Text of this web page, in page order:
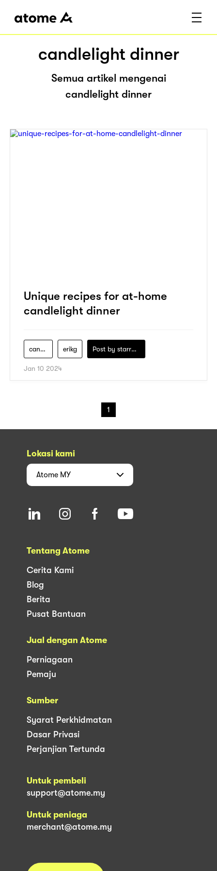
candlelight dinner
Semua artikel mengenai
candlelight dinner
Unique recipes for at-home
candlelight dinner
candlelight-dinner erikg Post by starry1989
Jan 10 2024
1
Lokasi kami
Atome MY
Tentang Atome
Cerita Kami
Blog
Berita
Pusat Bantuan
Jual dengan Atome
Perniagaan
Pemaju
Sumber
Syarat Perkhidmatan
Dasar Privasi
Perjanjian Tertunda
Untuk pembeli
support@atome.my
Untuk peniaga
merchant@atome.my